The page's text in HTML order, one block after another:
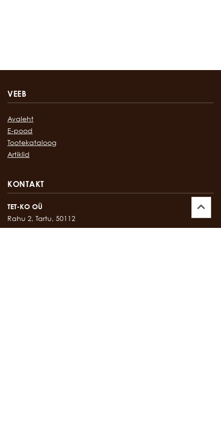
VEEB
Avaleht
E-pood
Tootekataloog
Artiklid
KONTAKT
TET-KO OÜ
Rahu 2, Tartu, 50112
Kontor:747 17 35